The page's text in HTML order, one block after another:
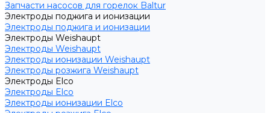
Запчасти насосов для горелок Baltur
Электроды поджига и ионизации
Электроды поджига и ионизации
Электроды Weishaupt
Электроды Weishaupt
Электроды ионизации Weishaupt
Электроды розжига Weishaupt
Электроды Elco
Электроды Elco
Электроды ионизации Elco